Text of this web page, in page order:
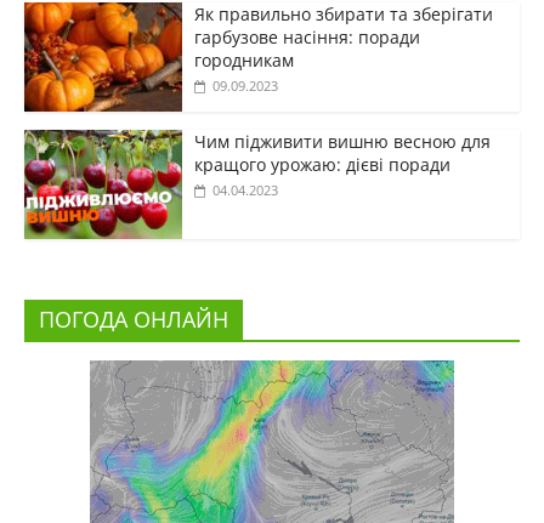
Як правильно збирати та зберігати
гарбузове насіння: поради
городникам
09.09.2023
Чим підживити вишню весною для
кращого урожаю: дієві поради
04.04.2023
ПОГОДА ОНЛАЙН